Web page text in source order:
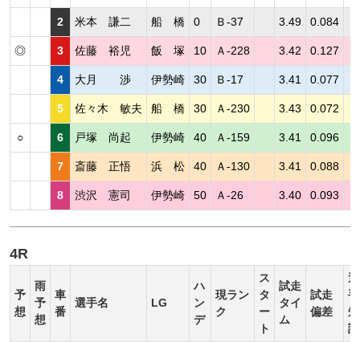
2 米本 謙二 船 橋 0 Ｂ-37 3.49 0.084
◎ 3 佐藤 裕児 飯 塚 10 Ａ-228 3.42 0.127
4 大月 渉 伊勢崎 30 Ｂ-17 3.41 0.077
5 佐々木 敏夫 船 橋 30 Ａ-230 3.43 0.072
○ 6 戸塚 尚起 伊勢崎 40 Ａ-159 3.41 0.096
7 斎藤 正悟 浜 松 40 Ａ-130 3.41 0.088
8 渋沢 憲司 伊勢崎 50 Ａ-26 3.40 0.093
4R
予
想
雨
予
想
車
番
選手名 LG
ハ
ン
デ
現ラン
ク
ス
タ
ー
ト
試走
タイ
ム
試走
偏差
選
手
短
評